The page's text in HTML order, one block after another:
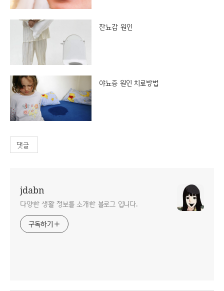
잔뇨감 원인
야뇨증 원인 치료방법
댓글
jdabn
다양한 생활 정보를 소개한 블로그 입니다.
구독하기